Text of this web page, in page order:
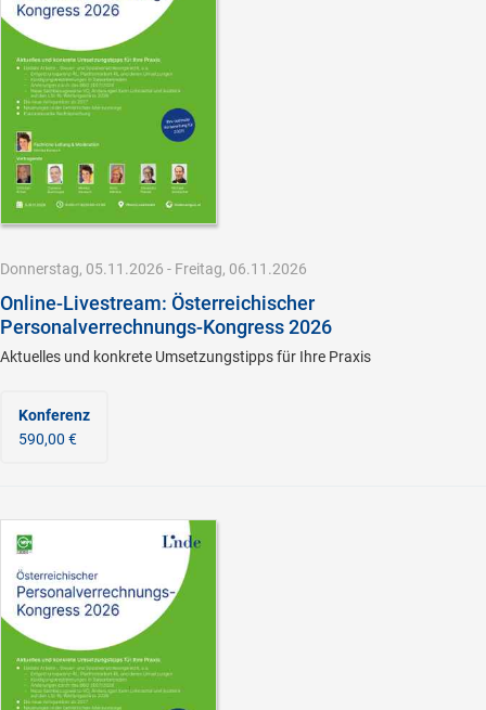
Donnerstag, 05.11.2026 - Freitag, 06.11.2026
Online-Livestream: Österreichischer
Personalverrechnungs-Kongress 2026
Aktuelles und konkrete Umsetzungstipps für Ihre Praxis
Konferenz
590,00 €